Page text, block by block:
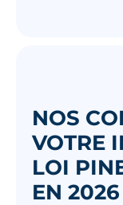
NOS
VOTRE
LOI
EN 2026